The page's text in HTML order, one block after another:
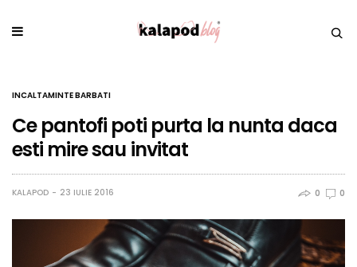
INCALTAMINTE BARBATI
Ce pantofi poti purta la nunta daca
esti mire sau invitat
KALAPOD 23 IULIE 2016 0 0